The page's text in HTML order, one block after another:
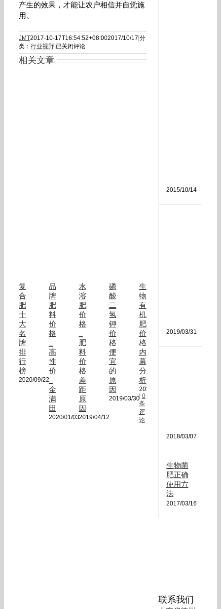
产生的效果，才能让农户相信并自觉施
用。
JMT2017-10-17T16:54:52+08:002017/10/17 分
类： 行业视野 有
机
肥
已关闭评论
相关文章
复
合
肥
十
大
名
牌
排
行
榜
2020/09/22
品
牌
肥
料
价
格
高
性
价
_
金
满
田
2020/01/03
水
溶
肥
价
格
肥
料
价
格
差
距
原
因
2019/04/12
磷
酸
二
氢
钾
价
格
便
宜
的
原
因
2019/03/30
生
物
有
机
肥
价
格
内
幕
分
析
2018/12/18
| 0
条
评
论
2015/10/14
2019/03/31
2018/03/07
生物菌
肥正确
使用方
法
2017/03/16
联系我们